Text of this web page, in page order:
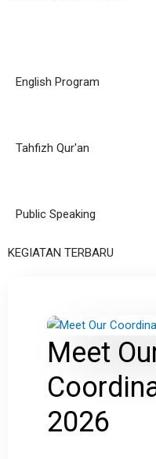
English Program
Tahfizh Qur'an
Public Speaking
KEGIATAN TERBARU
Meet
2026